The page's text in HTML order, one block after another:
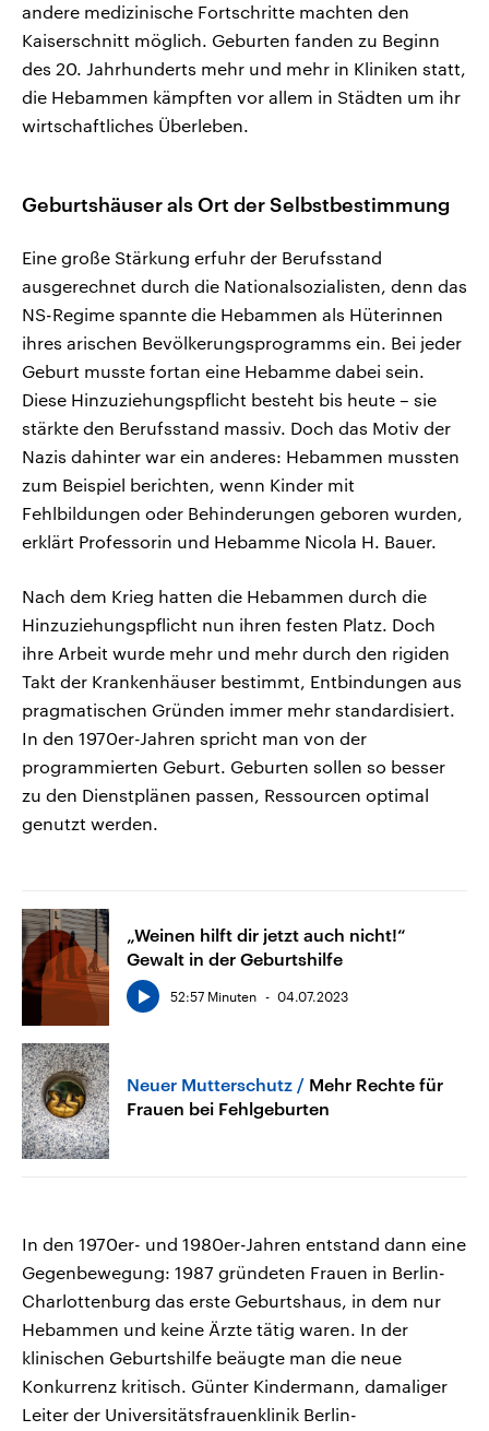
andere medizinische Fortschritte machten den
Kaiserschnitt möglich. Geburten fanden zu Beginn
des 20. Jahrhunderts mehr und mehr in Kliniken statt,
die Hebammen kämpften vor allem in Städten um ihr
wirtschaftliches Überleben.
Geburtshäuser als Ort der Selbstbestimmung
Eine große Stärkung erfuhr der Berufsstand
ausgerechnet durch die Nationalsozialisten, denn das
NS-Regime spannte die Hebammen als Hüterinnen
ihres arischen Bevölkerungsprogramms ein. Bei jeder
Geburt musste fortan eine Hebamme dabei sein.
Diese Hinzuziehungspflicht besteht bis heute – sie
stärkte den Berufsstand massiv. Doch das Motiv der
Nazis dahinter war ein anderes: Hebammen mussten
zum Beispiel berichten, wenn Kinder mit
Fehlbildungen oder Behinderungen geboren wurden,
erklärt Professorin und Hebamme Nicola H. Bauer.
Nach dem Krieg hatten die Hebammen durch die
Hinzuziehungspflicht nun ihren festen Platz. Doch
ihre Arbeit wurde mehr und mehr durch den rigiden
Takt der Krankenhäuser bestimmt, Entbindungen aus
pragmatischen Gründen immer mehr standardisiert.
In den 1970er-Jahren spricht man von der
programmierten Geburt. Geburten sollen so besser
zu den Dienstplänen passen, Ressourcen optimal
genutzt werden.
„Weinen hilft dir jetzt auch nicht!“
Gewalt in der Geburtshilfe
52:57 Minuten 04.07.2023
Neuer Mutterschutz
Mehr Rechte für
Frauen bei Fehlgeburten
In den 1970er- und 1980er-Jahren entstand dann eine
Gegenbewegung: 1987 gründeten Frauen in Berlin-
Charlottenburg das erste Geburtshaus, in dem nur
Hebammen und keine Ärzte tätig waren. In der
klinischen Geburtshilfe beäugte man die neue
Konkurrenz kritisch. Günter Kindermann, damaliger
Leiter der Universitätsfrauenklinik Berlin-